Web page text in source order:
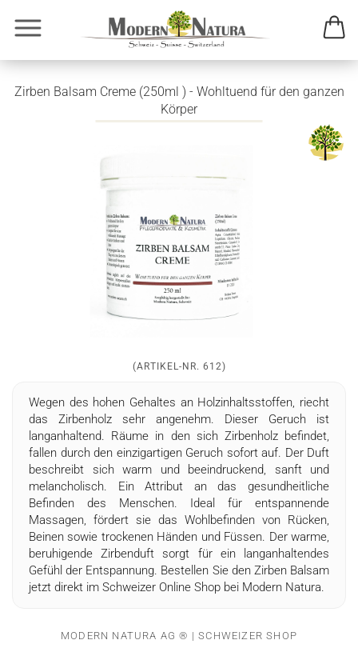
Zirben Balsam Creme (250ml ) - Wohltuend für den ganzen
Körper
(ARTIKEL-NR. 612)
Wegen des hohen Gehaltes an Holzinhaltsstoffen, riecht
das Zirbenholz sehr angenehm. Dieser Geruch ist
langanhaltend. Räume in den sich Zirbenholz befindet,
fallen durch den einzigartigen Geruch sofort auf. Der Duft
beschreibt sich warm und beeindruckend, sanft und
melancholisch. Ein Attribut an das gesundheitliche
Befinden des Menschen. Ideal für entspannende
Massagen, fördert sie das Wohlbefinden von Rücken,
Beinen sowie trockenen Händen und Füssen. Der warme,
beruhigende Zirbenduft sorgt für ein langanhaltendes
Gefühl der Entspannung. Bestellen Sie den Zirben Balsam
jetzt direkt im Schweizer Online Shop bei Modern Natura.
MODERN NATURA AG ® | SCHWEIZER SHOP